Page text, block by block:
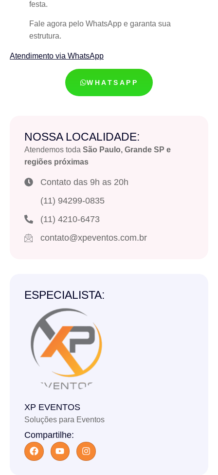
festa.
Fale agora pelo WhatsApp e garanta sua
estrutura.
Atendimento via WhatsApp
WHATSAPP
NOSSA LOCALIDADE:
Atendemos toda São Paulo, Grande SP e
regiões próximas
Contato das 9h as 20h
(11) 94299-0835
(11) 4210-6473
contato@xpeventos.com.br
ESPECIALISTA:
XP EVENTOS
Soluções para Eventos
Compartilhe: